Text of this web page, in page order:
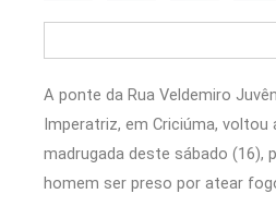
A ponte da Rua Veldemiro
Imperatriz, em Criciúma, voltou
madrugada deste sábado (16),
homem ser preso por atear